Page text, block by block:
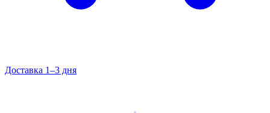
Доставка 1–3 дня